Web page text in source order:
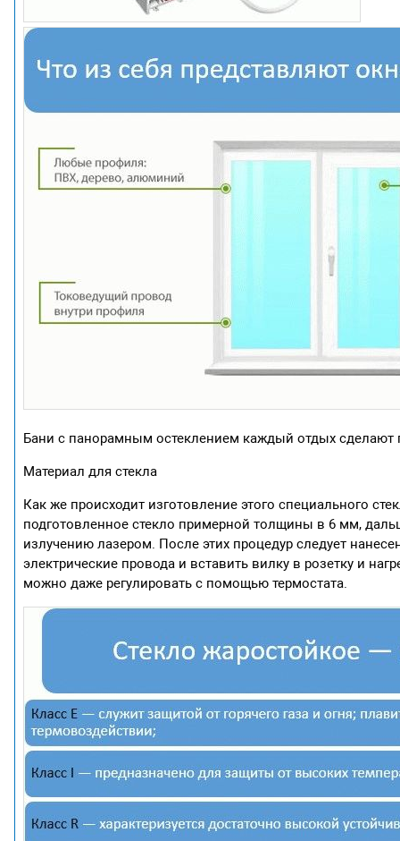
Бани с панорамным остеклением каждый отдых
Материал для стекла
Как же происходит изготовление этого специального
подготовленное стекло примерной толщины в 6 мм,
излучению лазером. После этих процедур следует
электрические провода и вставить вилку в розетку и
можно даже регулировать с помощью термостата.